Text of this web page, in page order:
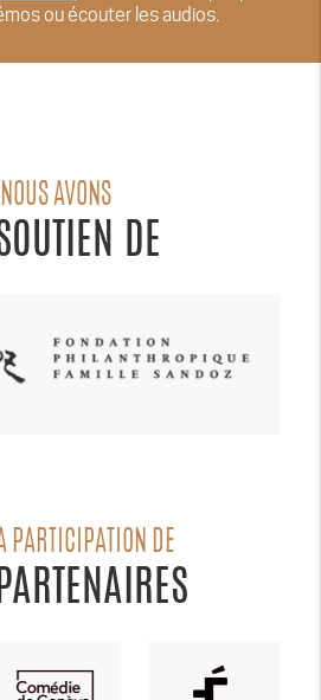
ou écouter les audios.
NOUS AVONS
DE
PARTICIPATION DE